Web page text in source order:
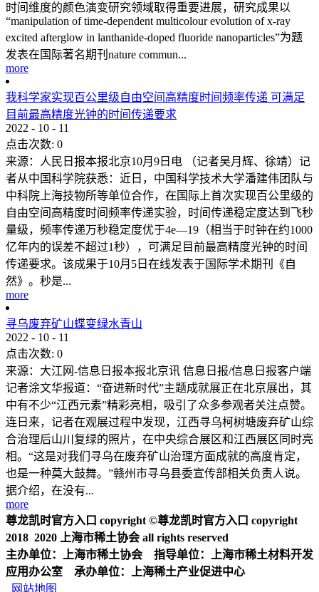
时间维度的颜色演变研究领域取得重要进展，研究成果以
“manipulation of time-dependent multicolour evolution of x-ray
excited afterglow in lanthanide-doped fluoride nanoparticles”为题
发表在国际著名期刊nature commun...
more
我科学家实现百公里级自由空间高精度时间频率传递 可满足
目前最高精度光钟的时间传递要求
2022 - 10 - 11
点击次数: 0
来源：人民日报本报北京10月9日电 （记者吴月辉、徐靖）记
者从中国科学院获悉：近日，中国科学技术大学潘建伟团队与
中科院上海技物所等单位合作，在国际上首次实现百公里级的
自由空间高精度时间频率传递实验，时间传递稳定度达到飞秒
量级，频率传递万秒稳定度优于4e—19（相当于时钟在约1000
亿年内的误差不超过1秒），可满足目前最高精度光钟的时间
传递要求。该成果于10月5日在线发表于国际学术期刊《自
然》。秒是...
more
寻乌废弃矿山蝶变绿水青山
2022 - 10 - 11
点击次数: 0
来源：大江网-信息日报本报北京讯 信息日报/信息日报客户端
记者涂文华报道：“奋进新时代”主题成就展正在北京展出，其
中有不少“江西元素”精彩亮相，吸引了众多参观者关注点赞。
连日来，记者在观展过程中发现，江西寻乌柯树塘废弃矿山综
合治理后山川复绿的照片，在中央综合展区和江西展区同时亮
相。“这是对我们寻乌在废弃矿山治理方面成就的高度肯定，
也是一种莫大鼓舞。”赣州市寻乌县委宣传部相关负责人说。
据介绍，在没有...
more
尊龙凯时官方入口 copyright ©尊龙凯时官方入口 copyright
2018 2020 上海市稀土协会 all rights reserved
主办单位：上海市稀土协会 指导单位：上海市稀土材料开发
应用办公室 承办单位：上海稀土产业促进中心
网站地图